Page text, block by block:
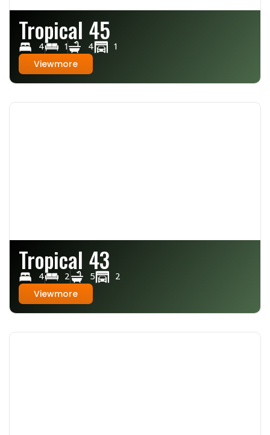
Tropical 45
4 1 4 1
Viewmore
Tropical 43
4 2 5 2
Viewmore